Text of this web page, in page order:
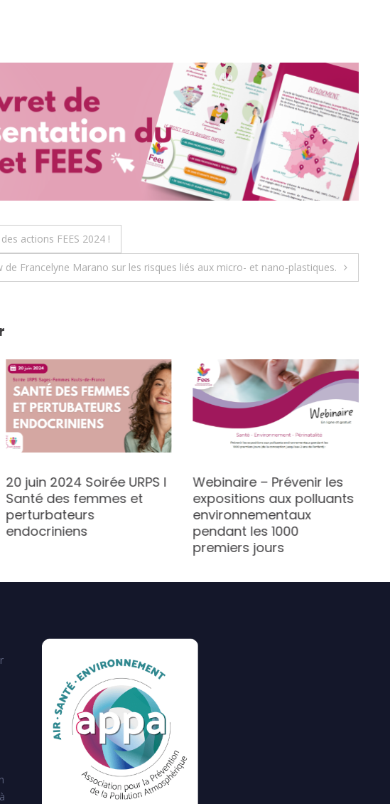
actions FEES 2024 !
de Francelyne Marano sur les risques liés aux micro- et nano-plastiques.
20 juin 2024 Soirée URPS I
Santé des femmes et
perturbateurs
endocriniens
Webinaire – Prévenir les
expositions aux polluants
environnementaux
pendant les 1000
premiers jours